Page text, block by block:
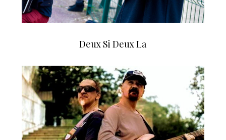
Deux Si Deux La